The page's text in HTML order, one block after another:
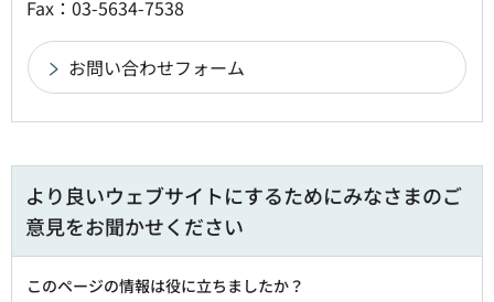
Fax：03-5634-7538
より良いウェブサイトにするためにみなさまのご
意見をお聞かせください
このページの情報は役に立ちましたか？